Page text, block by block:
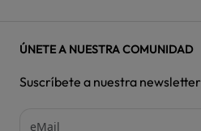
ÚNETE A NUESTRA COMUNIDAD
Suscríbete a nuestra newsletter